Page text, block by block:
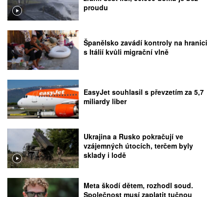
proudu
Španělsko zavádí kontroly na hranici
s Itálií kvůli migrační vlně
EasyJet souhlasil s převzetím za 5,7
miliardy liber
Ukrajina a Rusko pokračují ve
vzájemných útocích, terčem byly
sklady i lodě
Meta škodí dětem, rozhodl soud.
Společnost musí zaplatit tučnou